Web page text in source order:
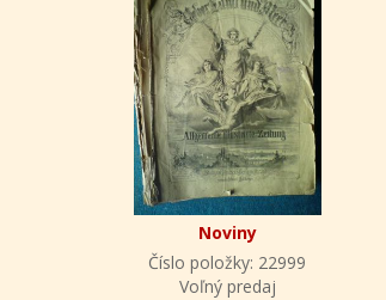
Noviny
Číslo položky: 22999
Voľný predaj